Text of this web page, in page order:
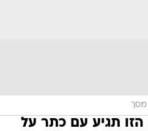
מסך
הזו תגיע עם כתר על